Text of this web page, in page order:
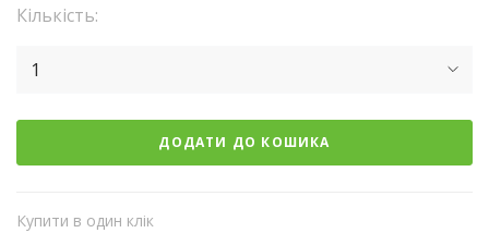
Кількість:
1
ДОДАТИ ДО КОШИКА
Купити в один клік